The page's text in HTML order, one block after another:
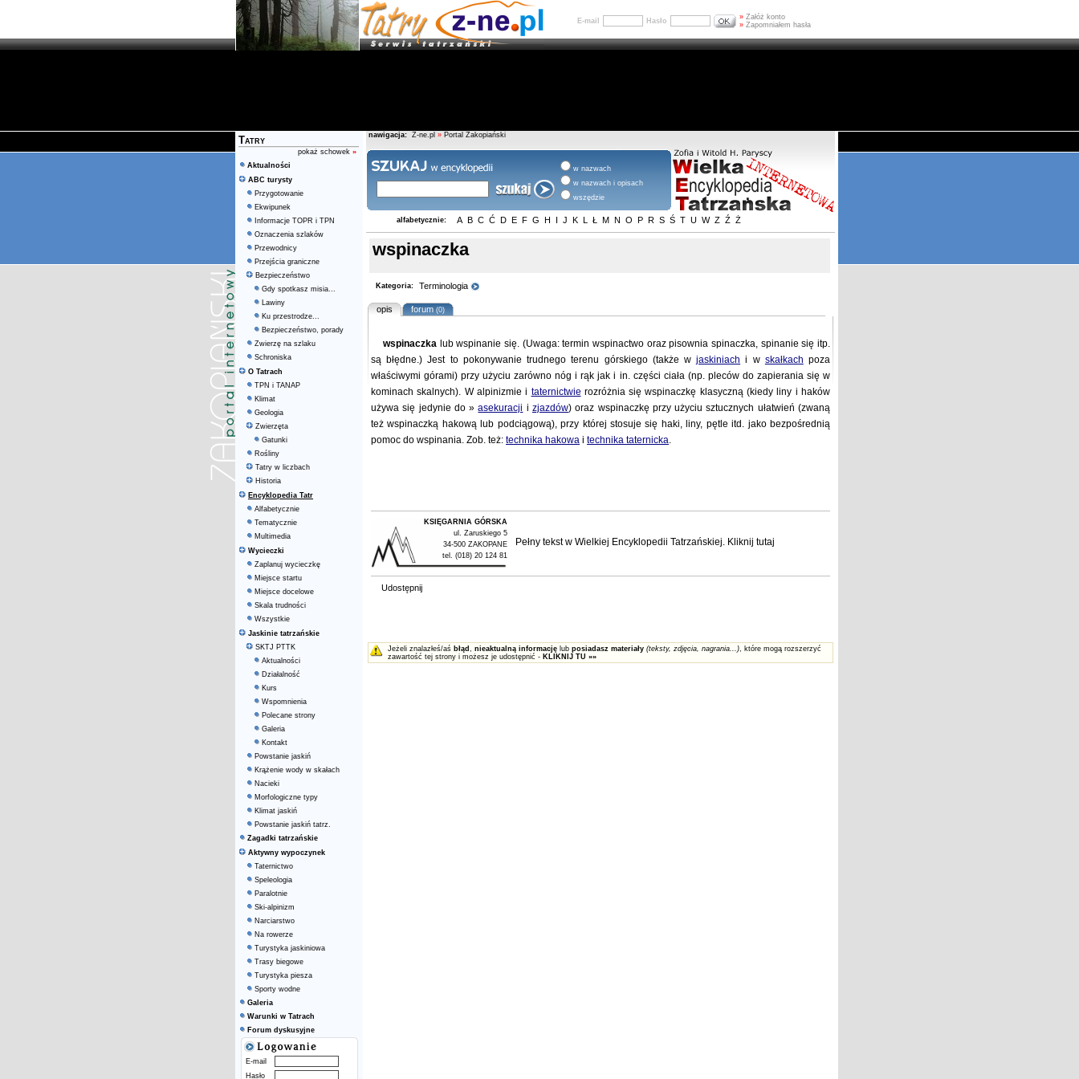
E-mail Hasło » Załóż konto
» Zapomniałem hasła
Tatry
pokaż schowek »
Aktualności
ABC turysty
Przygotowanie
Ekwipunek
Informacje TOPR i TPN
Oznaczenia szlaków
Przewodnicy
Przejścia graniczne
Bezpieczeństwo
Gdy spotkasz misia...
Lawiny
Ku przestrodze...
Bezpieczeństwo, porady
Zwierzę na szlaku
Schroniska
O Tatrach
TPN i TANAP
Klimat
Geologia
Zwierzęta
Gatunki
Rośliny
Tatry w liczbach
Historia
Encyklopedia Tatr
Alfabetycznie
Tematycznie
Multimedia
Wycieczki
Zaplanuj wycieczkę
Miejsce startu
Miejsce docelowe
Skala trudności
Wszystkie
Jaskinie tatrzańskie
SKTJ PTTK
Aktualności
Działalność
Kurs
Wspomnienia
Polecane strony
Galeria
Kontakt
Powstanie jaskiń
Krążenie wody w skałach
Nacieki
Morfologiczne typy
Klimat jaskiń
Powstanie jaskiń tatrz.
Zagadki tatrzańskie
Aktywny wypoczynek
Taternictwo
Speleologia
Paralotnie
Ski-alpinizm
Narciarstwo
Na rowerze
Turystyka jaskiniowa
Trasy biegowe
Turystyka piesza
Sporty wodne
Galeria
Warunki w Tatrach
Forum dyskusyjne
E-mail
Hasło
nawigacja: Z-ne.pl » Portal Zakopiański
w nazwach
w nazwach i opisach
wszędzie
alfabetycznie: A B C Ć D E F G H I J K L Ł M N O P R S Ś T U W Z Ź Ż
wspinaczka
Kategoria: Terminologia
opis forum(0)
wspinaczka lub wspinanie się. (Uwaga: termin wspinactwo oraz pisownia spinaczka, spinanie się itp.
są błędne.) Jest to pokonywanie trudnego terenu górskiego (także wjaskiniach i w skałkach poza
właściwymi górami) przy użyciu zarówno nóg i rąk jak i in. części ciała (np. pleców do zapierania się w
kominach skalnych). W alpinizmie i taternictwie rozróżnia się wspinaczkę klasyczną (kiedy liny i haków
używa się jedynie do »asekuracji izjazdów) oraz wspinaczkę przy użyciu sztucznych ułatwień (zwaną
też wspinaczką hakową lub podciągową), przy której stosuje się haki, liny, pętle itd. jako bezpośrednią
pomoc do wspinania. Zob. też: technika hakowa i technika taternicka.
KSIĘGARNIA GÓRSKA
ul. Zaruskiego 5
34-500 ZAKOPANE
tel. (018) 20 124 81
Pełny tekst w Wielkiej Encyklopedii Tatrzańskiej. Kliknij tutaj
Udostępnij
Jeżeli znalazłeś/aś błąd , nieaktualną informację lub posiadasz materiały (teksty, zdjęcia, nagrania...), które mogą rozszerzyć
zawartość tej strony i możesz je udostępnić - KLIKNIJ TU »»